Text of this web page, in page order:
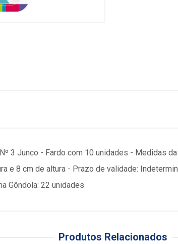
3 Junco - Fardo com 10 unidades - Medidas
e 8 cm de altura - Prazo de validade:
Gôndola: 22 unidades
Produtos Relacionados